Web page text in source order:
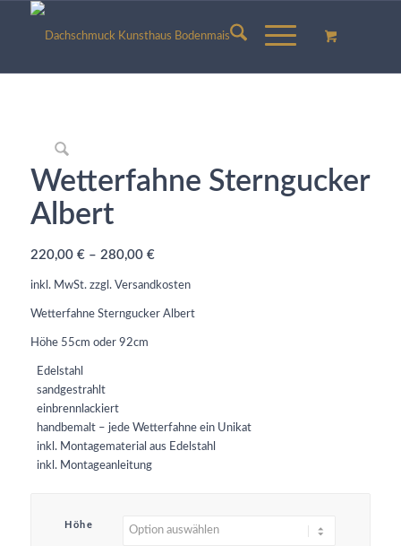
Wetterfahne Sterngucker
Albert
220,00 €– 280,00 €
inkl. MwSt. zzgl. Versandkosten
Wetterfahne Sterngucker Albert
Höhe 55cm oder 92cm
Edelstahl
sandgestrahlt
einbrennlackiert
handbemalt – jede Wetterfahne ein Unikat
inkl. Montagematerial aus Edelstahl
inkl. Montageanleitung
Höhe